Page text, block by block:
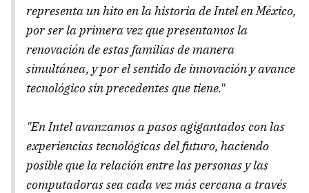
representa un hito en la historia de Intel en México,
por ser la primera vez que presentamos la
renovación de estas familias de manera
simultánea, y por el sentido de innovación y avance
tecnológico sin precedentes que tiene."
"En Intel avanzamos a pasos agigantados con las
experiencias tecnológicas del futuro, haciendo
posible que la relación entre las personas y las
computadoras sea cada vez más cercana a través